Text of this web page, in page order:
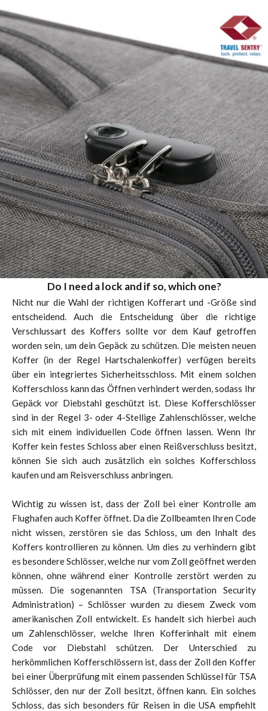
Do I need a lock and if so, which one?
Nicht nur die Wahl der richtigen Kofferart und -Größe sind
entscheidend. Auch die Entscheidung über die richtige
Verschlussart des Koffers sollte vor dem Kauf getroffen
worden sein, um dein Gepäck zu schützen. Die meisten neuen
Koffer (in der Regel Hartschalenkoffer) verfügen bereits
über ein integriertes Sicherheitsschloss. Mit einem solchen
Kofferschloss kann das Öffnen verhindert werden, sodass Ihr
Gepäck vor Diebstahl geschützt ist. Diese Kofferschlösser
sind in der Regel 3- oder 4-Stellige Zahlenschlösser, welche
sich mit einem individuellen Code öffnen lassen. Wenn Ihr
Koffer kein festes Schloss aber einen Reißverschluss besitzt,
können Sie sich auch zusätzlich ein solches Kofferschloss
kaufen und am Reisverschluss anbringen.
Wichtig zu wissen ist, dass der Zoll bei einer Kontrolle am
Flughafen auch Koffer öffnet. Da die Zollbeamten Ihren Code
nicht wissen, zerstören sie das Schloss, um den Inhalt des
Koffers kontrollieren zu können. Um dies zu verhindern gibt
es besondere Schlösser, welche nur vom Zoll geöffnet werden
können, ohne während einer Kontrolle zerstört werden zu
müssen. Die sogenannten TSA (Transportation Security
Administration) – Schlösser wurden zu diesem Zweck vom
amerikanischen Zoll entwickelt. Es handelt sich hierbei auch
um Zahlenschlösser, welche Ihren Kofferinhalt mit einem
Code vor Diebstahl schützen. Der Unterschied zu
herkömmlichen Kofferschlössern ist, dass der Zoll den Koffer
bei einer Überprüfung mit einem passenden Schlüssel für TSA
Schlösser, den nur der Zoll besitzt, öffnen kann. Ein solches
Schloss, das sich besonders für Reisen in die USA empfiehlt